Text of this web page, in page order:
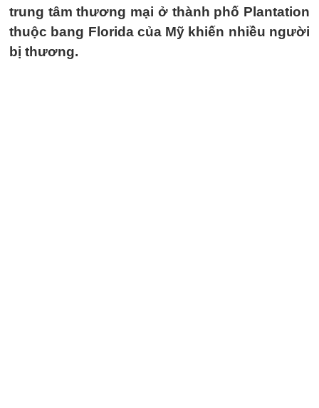
trung tâm thương mại ở thành phố Plantation
thuộc bang Florida của Mỹ khiến nhiều người
bị thương.